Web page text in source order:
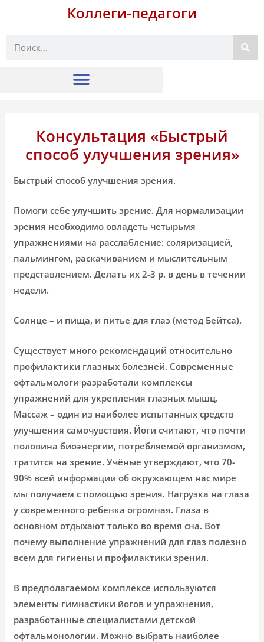
Коллеги-педагоги
Поиск
Консультация «Быстрый
способ улучшения зрения»
Быстрый способ улучшения зрения.
Помоги себе улучшить зрение. Для нормализации
зрения необходимо овладеть четырьмя
упражнениями на расслабление: соляризацией,
пальмингом, раскачиванием и мыслительным
представлением. Делать их 2-3 р. в день в течении
недели.
Солнце – и пища, и питье для глаз (метод Бейтса).
Существует много рекомендаций относительно
профилактики глазных болезней. Современные
офтальмологи разработали комплексы
упражнений для укрепления глазных мышц.
Массаж – один из наиболее испытанных средств
улучшения самочувствия. Йоги считают, что почти
половина биоэнергии, потребляемой организмом,
тратится на зрение. Учёные утверждают, что 70-
90% всей информации об окружающем нас мире
мы получаем с помощью зрения. Нагрузка на глаза
у современного ребенка огромная. Глаза в
основном отдыхают только во время сна. Вот
почему выполнение упражнений для глаз полезно
всем для гигиены и профилактики зрения.
В предполагаемом комплексе используются
элементы гимнастики йогов и упражнения,
разработанные специалистами детской
офтальмонологии. Можно выбрать наиболее